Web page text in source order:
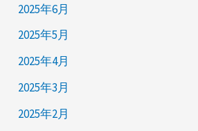
2025年6月
2025年5月
2025年4月
2025年3月
2025年2月